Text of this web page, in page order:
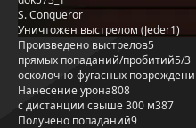
S. Conqueror
Уничтожен выстрелом (Jeder1)
Произведено выстрелов5
прямых попаданий/пробитий5/3
осколочно-фугасных
Нанесение урона808
с дистанции свыше 300 м387
Получено попаданий9